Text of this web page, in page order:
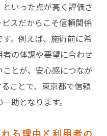
サービス満足度とは
問美容の選び方解説
失敗しない方法
の選び方
敗しない選び方指南
て選ぶための基準
いった点が高く評価さ
スだからこそ信頼関係
。例えば、施術前に希
の体調や要望に合わせ
とが、安心感につなが
ことで、東京都で信頼
助となります。
る理由と利用者の